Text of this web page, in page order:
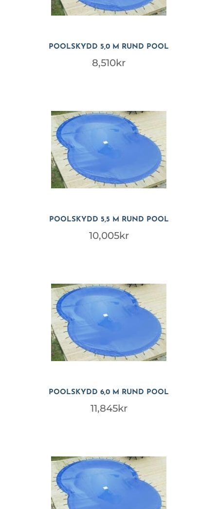
POOLSKYDD 5,0 M RUND POOL
8,510kr
POOLSKYDD 5,5 M RUND POOL
10,005kr
POOLSKYDD 6,0 M RUND POOL
11,845kr